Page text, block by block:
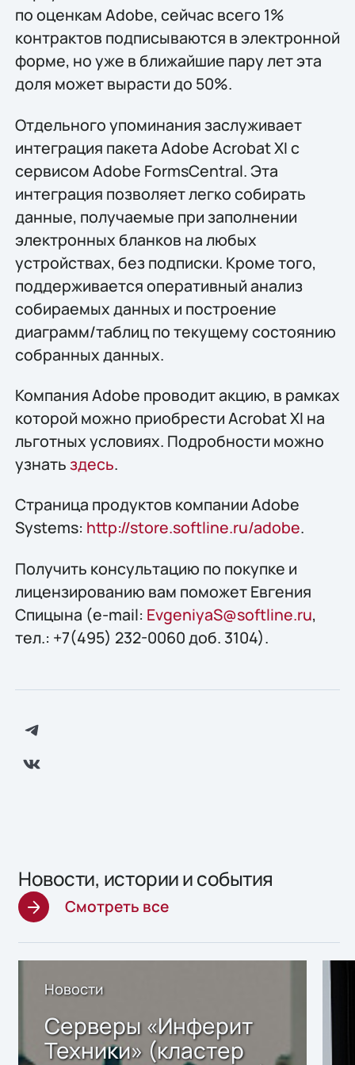
по оценкам Adobe, сейчас всего 1%
контрактов подписываются в электронной
форме, но уже в ближайшие пару лет эта
доля может вырасти до 50%.
Отдельного упоминания заслуживает
интеграция пакета Adobe Acrobat XI с
сервисом Adobe FormsCentral. Эта
интеграция позволяет легко собирать
данные, получаемые при заполнении
электронных бланков на любых
устройствах, без подписки. Кроме того,
поддерживается оперативный анализ
собираемых данных и построение
диаграмм/таблиц по текущему состоянию
собранных данных.
Компания Adobe проводит акцию, в рамках
которой можно приобрести Acrobat XI на
льготных условиях. Подробности можно
узнатьздесь.
Страница продуктов компании Adobe
Systems: http://store.softline.ru/adobe.
Получить консультацию по покупке и
лицензированию вам поможет Евгения
Спицына (e-mail: EvgeniyaS@softline.ru,
тел.: +7(495) 232-0060 доб. 3104).
Новости, истории и события
Смотреть все
Новости
Серверы «Инферит
Техники» (кластер